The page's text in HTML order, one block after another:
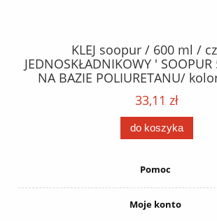
KLEJ soopur / 600 ml /
JEDNOSKŁADNIKOWY ' SOOPUR
NA BAZIE POLIURETANU/
karton 20 szt. / pistolet do
33,11 zł
do koszyka
Pomoc
Moje konto